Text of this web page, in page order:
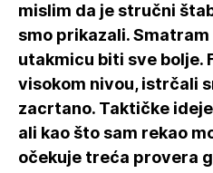
mislim da je stručni
smo prikazali.
utakmicu biti sve bolje.
visokom nivou, istrčali
zacrtano. Taktičke
ali kao što sam rekao
očekuje treća provera